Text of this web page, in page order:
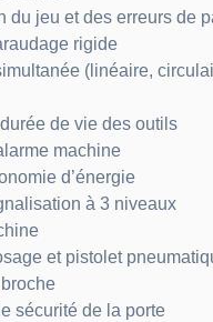
du jeu et des erreurs de
rigide
(linéaire,
de vie des outils
machine
d’énergie
à 3 niveaux
et pistolet
broche
sécurité de la porte